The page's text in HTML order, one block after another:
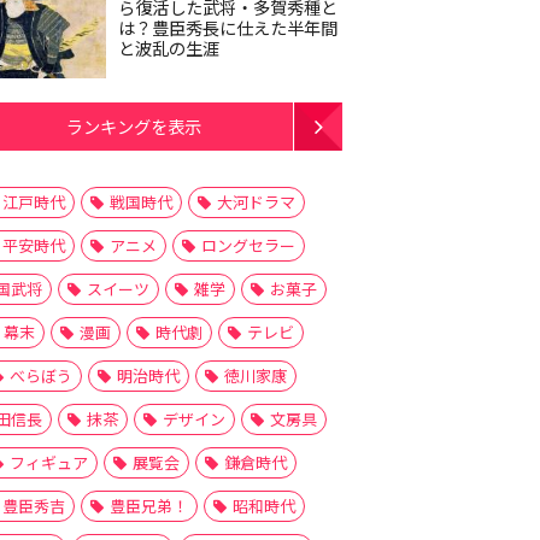
ら復活した武将・多賀秀種と
は？豊臣秀長に仕えた半年間
と波乱の生涯
ランキングを表示
江戸時代 戦国時代
大河ドラマ
平安時代
アニメ
ロングセラー
武将
スイーツ 雑学
お菓子
幕末
漫画 時代劇
テレビ
べらぼう
明治時代
徳川家康
信長
抹茶 デザイン
文房具
フィギュア
展覧会
鎌倉時代
豊臣秀吉
豊臣兄弟！
昭和時代